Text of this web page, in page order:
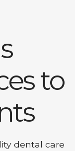
to
dental care